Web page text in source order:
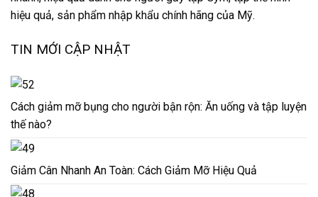
TIN MỚI CẬP NHẬT
Cách giảm mỡ bụng cho người bận rộn: Ăn uống và tập luyện
thế nào?
Giảm Cân Nhanh An Toàn: Cách Giảm Mỡ Hiệu Quả